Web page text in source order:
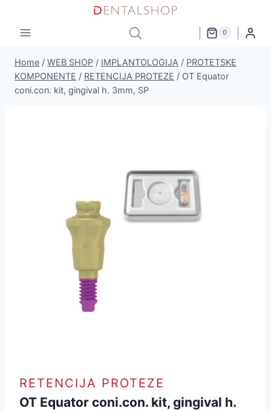
content
0
Home / WEB SHOP / IMPLANTOLOGIJA / PROTETSKE
KOMPONENTE / RETENCIJA PROTEZE / OT Equator
coni.con. kit, gingival h. 3mm, SP
RETENCIJA PROTEZE
OT Equator coni.con. kit, gingival h.